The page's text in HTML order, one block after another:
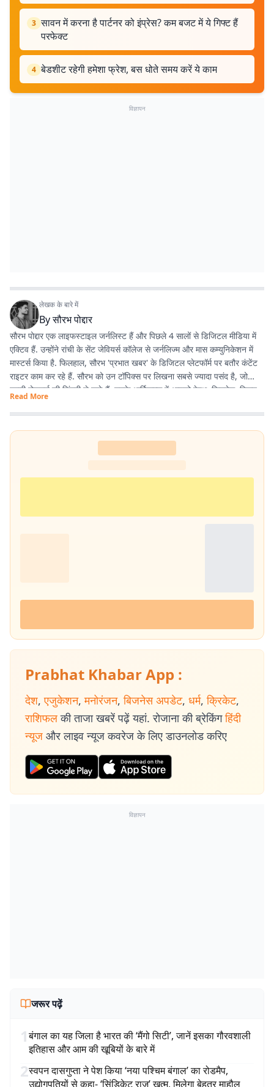
3 सावन में करना है पार्टनर को इंप्रेस? कम बजट में ये गिफ्ट हैं
परफेक्ट
4 बेडशीट रहेगी हमेशा फ्रेश, बस धोते समय करें ये काम
विज्ञापन
लेखक के बारे में
Byसौरभ पोद्दार
सौरभ पोद्दार एक लाइफस्टाइल जर्नलिस्ट हैं और पिछले 4 सालों से डिजिटल मीडिया में
एक्टिव हैं. उन्होंने रांची के सेंट जेवियर्स कॉलेज से जर्नलिज्म और मास कम्युनिकेशन में
मास्टर्स किया है. फिलहाल, सौरभ 'प्रभात खबर' के डिजिटल प्लेटफॉर्म पर बतौर कंटेंट
राइटर काम कर रहे हैं. सौरभ को उन टॉपिक्स पर लिखना सबसे ज्यादा पसंद है, जो
हमारी रोजमर्रा की जिंदगी से जुड़े हैं. उनके आर्टिकल्स में आपको हेल्थ, फिटनेस, स्किन-
हेयर केयर, पेरेंटिंग, हेल्दी रेसिपीज, घरेलू नुस्खे, रिलेशनशिप और वास्तु शास्त्र जैसी
उपयोगी जानकारियां मिलेंगी. फिटनेस और अच्छी सेहत सौरभ की निजी जिंदगी का भी
अहम हिस्सा हैं. वे जिन विषयों पर लिखते हैं, उन्हें अपनी रूटीन में फॉलो भी करते हैं.
उनका मानना है कि जब आप किसी चीज को खुद एक्सपीरियंस करते हैं, तभी दूसरों तक
सही और प्रैक्टिकल जानकारी पहुंचा सकते हैं. उनकी हमेशा यही कोशिश रहती है कि वे
Read More
Prabhat Khabar App :
देश, एजुकेशन, मनोरंजन, बिजनेस अपडेट, धर्म, क्रिकेट,
राशिफल की ताजा खबरें पढ़ें यहां. रोजाना की ब्रेकिंग हिंदी
न्यूज और लाइव न्यूज कवरेज के लिए डाउनलोड करिए
विज्ञापन
जरूर पढ़ें
1बंगाल का यह जिला है भारत की ‘मैंगो सिटी’, जानें इसका गौरवशाली
इतिहास और आम की खूबियों के बारे में
2स्वपन दासगुप्ता ने पेश किया ‘नया पश्चिम बंगाल’ का रोडमैप,
उद्योगपतियों से कहा- ‘सिंडिकेट राज’ खत्म, मिलेगा बेहतर माहौल